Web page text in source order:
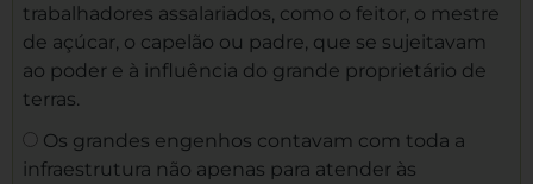
trabalhadores assalariados, como o feitor, o mestre
de açúcar, o capelão ou padre, que se sujeitavam
ao poder e à influência do grande proprietário de
terras.
Os grandes engenhos contavam com toda a
infraestrutura não apenas para atender às